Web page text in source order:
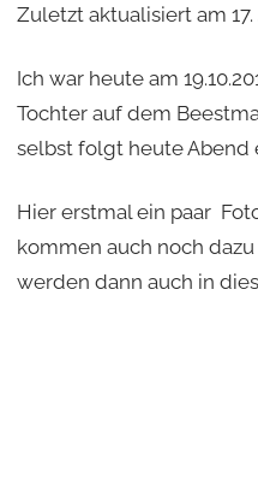
Zuletzt aktualisiert am 17.
Ich war heute am
Tochter auf dem
selbst folgt heute Abend
Hier erstmal ein paar
kommen auch noch
werden dann auch in